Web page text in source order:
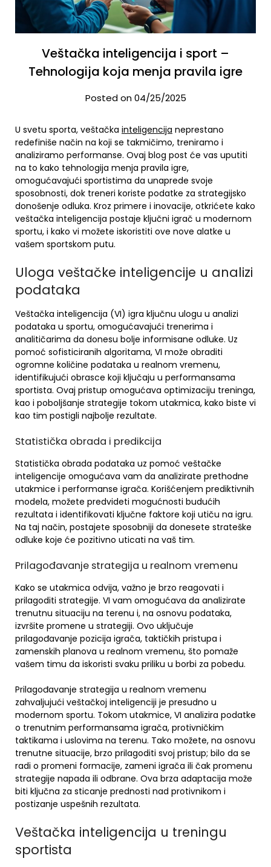
Veštačka inteligencija i sport –
Tehnologija koja menja pravila igre
Posted on 04/25/2025
U svetu sporta, veštačka inteligencija neprestano
redefiniše način na koji se takmičimo, treniramo i
analiziramo performanse. Ovaj blog post će vas uputiti
na to kako tehnologija menja pravila igre,
omogućavajući sportistima da unaprede svoje
sposobnosti, dok treneri koriste podatke za strategijsko
donošenje odluka. Kroz primere i inovacije, otkrićete kako
veštačka inteligencija postaje ključni igrač u modernom
sportu, i kako vi možete iskoristiti ove nove alatke u
vašem sportskom putu.
Uloga veštačke inteligencije u analizi
podataka
Veštačka inteligencija (VI) igra ključnu ulogu u analizi
podataka u sportu, omogućavajući trenerima i
analitičarima da donesu bolje informisane odluke. Uz
pomoć sofisticiranih algoritama, VI može obraditi
ogromne količine podataka u realnom vremenu,
identifikujući obrasce koji ključaju u performansama
sportista. Ovaj pristup omogućava optimizaciju treninga,
kao i poboljšanje strategije tokom utakmica, kako biste vi
kao tim postigli najbolje rezultate.
Statistička obrada i predikcija
Statistička obrada podataka uz pomoć veštačke
inteligencije omogućava vam da analizirate prethodne
utakmice i performanse igrača. Korišćenjem prediktivnih
modela, možete predvideti mogućnosti budućih
rezultata i identifikovati ključne faktore koji utiču na igru.
Na taj način, postajete sposobniji da donesete strateške
odluke koje će pozitivno uticati na vaš tim.
Prilagođavanje strategija u realnom vremenu
Kako se utakmica odvija, važno je brzo reagovati i
prilagoditi strategije. VI vam omogućava da analizirate
trenutnu situaciju na terenu i, na osnovu podataka,
izvršite promene u strategiji. Ovo uključuje
prilagođavanje pozicija igrača, taktičkih pristupa i
zamenskih planova u realnom vremenu, što pomaže
vašem timu da iskoristi svaku priliku u borbi za pobedu.
Prilagođavanje strategija u realnom vremenu
zahvaljujući veštačkoj inteligenciji je presudno u
modernom sportu. Tokom utakmice, VI analizira podatke
o trenutnim performansama igrača, protivničkim
taktikama i uslovima na terenu. Tako možete, na osnovu
trenutne situacije, brzo prilagoditi svoj pristup; bilo da se
radi o promeni formacije, zameni igrača ili čak promenu
strategije napada ili odbrane. Ova brza adaptacija može
biti ključna za sticanje prednosti nad protivnikom i
postizanje uspešnih rezultata.
Veštačka inteligencija u treningu
sportista